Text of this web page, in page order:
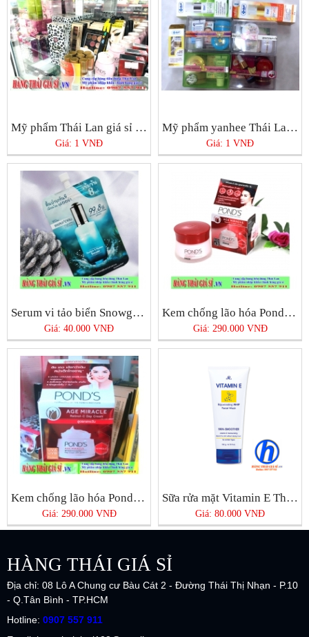
Mỹ phẩm Thái Lan giá sỉ chính hãng tại Tphcm
Giá: 1 VNĐ
Mỹ phẩm yanhee Thái Lan chính hãng ở Tphcm bán ở đâu tốt nhất?
Giá: 1 VNĐ
Serum vi tảo biển Snowgirl Thái Lan
Giá: 40.000 VNĐ
Kem chống lão hóa Pond’s Age Miracle Night Cream
Giá: 290.000 VNĐ
Kem chống lão hóa Pond’s Age Miracle Day Cream
Giá: 290.000 VNĐ
Sữa rửa mặt Vitamin E Thái Lan
Giá: 80.000 VNĐ
HÀNG THÁI GIÁ SỈ
Địa chỉ: 08 Lô A Chung cư Bàu Cát 2 - Đường Thái Thị Nhạn - P.10
- Q.Tân Bình - TP.HCM
Hotline: 0907 557 911